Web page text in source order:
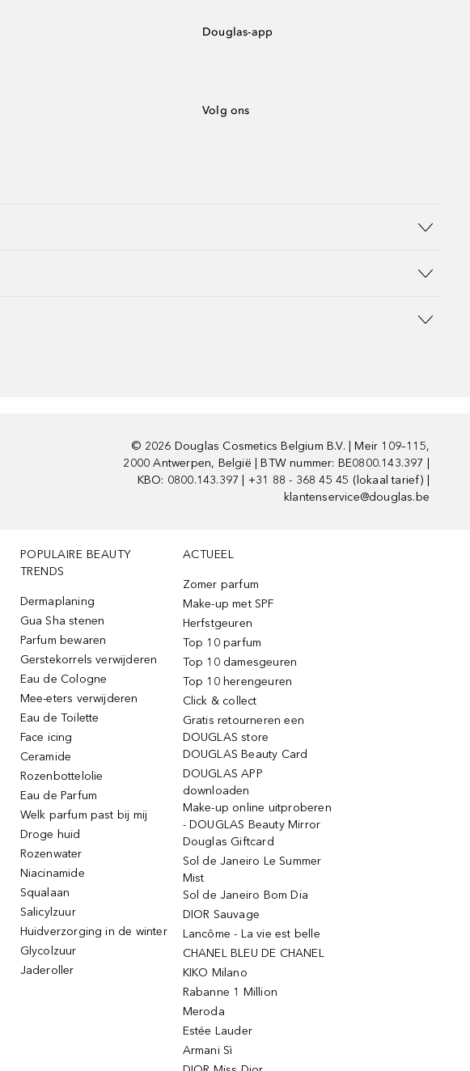
Douglas-app
Volg ons
© 2026 Douglas Cosmetics Belgium B.V. | Meir 109–115,
2000 Antwerpen, België | BTW nummer: BE0800.143.397 |
KBO: 0800.143.397 | +31 88 - 368 45 45 (lokaal tarief) |
klantenservice@douglas.be
POPULAIRE BEAUTY
TRENDS
Dermaplaning
Gua Sha stenen
Parfum bewaren
Gerstekorrels verwijderen
Eau de Cologne
Mee-eters verwijderen
Eau de Toilette
Face icing
Ceramide
Rozenbottelolie
Eau de Parfum
Welk parfum past bij mij
Droge huid
Rozenwater
Niacinamide
Squalaan
Salicylzuur
Huidverzorging in de winter
Glycolzuur
Jaderoller
ACTUEEL
Zomer parfum
Make-up met SPF
Herfstgeuren
Top 10 parfum
Top 10 damesgeuren
Top 10 herengeuren
Click & collect
Gratis retourneren een
DOUGLAS store
DOUGLAS Beauty Card
DOUGLAS APP
downloaden
Make-up online uitproberen
- DOUGLAS Beauty Mirror
Douglas Giftcard
Sol de Janeiro Le Summer
Mist
Sol de Janeiro Bom Dia
DIOR Sauvage
Lancôme - La vie est belle
CHANEL BLEU DE CHANEL
KIKO Milano
Rabanne 1 Million
Meroda
Estée Lauder
Armani Sì